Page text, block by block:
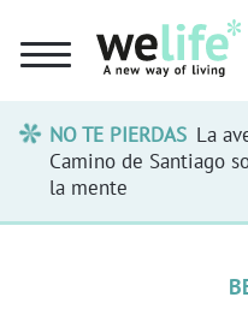
NO TE PIERDAS La
Camino de Santiago
la mente